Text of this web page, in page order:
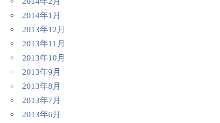
2014年1月
2013年12月
2013年11月
2013年10月
2013年9月
2013年8月
2013年7月
2013年6月